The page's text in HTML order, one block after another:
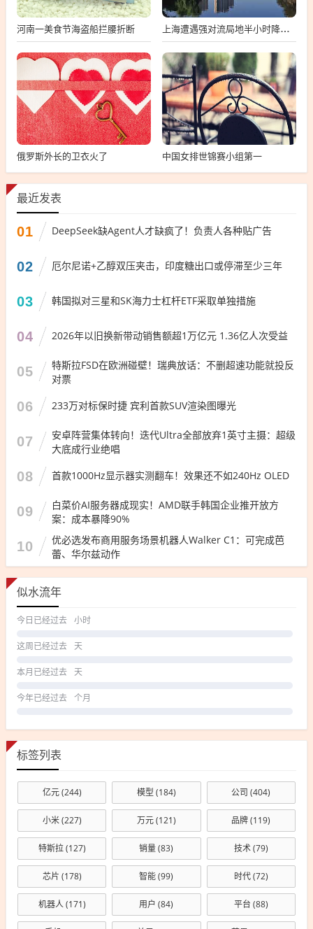
河南一美食节海盗船拦腰折断 上海遭遇强对流局地半小时降温13℃
俄罗斯外长的卫衣火了 中国女排世锦赛小组第一
最近发表
01 DeepSeek缺Agent人才缺疯了！负责人各种贴广告
02 厄尔尼诺+乙醇双压夹击，印度糖出口或停滞至少三年
03 韩国拟对三星和SK海力士杠杆ETF采取单独措施
04 2026年以旧换新带动销售额超1万亿元 1.36亿人次受益
05
特斯拉FSD在欧洲碰壁！瑞典放话：不删超速功能就投反
对票
06 233万对标保时捷 宾利首款SUV渲染图曝光
07
安卓阵营集体转向！迭代Ultra全部放弃1英寸主摄：超级
大底成行业绝唱
08 首款1000Hz显示器实测翻车！效果还不如240Hz OLED
09
白菜价AI服务器成现实！AMD联手韩国企业推开放方
案：成本暴降90%
10
优必选发布商用服务场景机器人Walker C1：可完成芭
蕾、华尔兹动作
似水流年
今日已经过去 小时
这周已经过去 天
本月已经过去 天
今年已经过去 个月
标签列表
亿元(244) 模型 (184) 公司 (404)
小米(227) 万元(121) 品牌(119)
特斯拉(127) 销量(83) 技术(79)
芯片 (178) 智能(99) 时代(72)
机器人(171) 用户 (84) 平台 (88)